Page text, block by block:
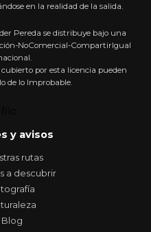
en la realidad de la salida.
Pereda se distribuye bajo una
NoComercial-CompartirIgual
por esta licencia pueden
de lo Improbable.
y avisos
rutas
a descubrir
Blog